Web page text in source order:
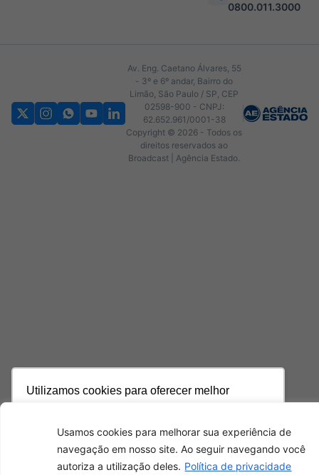
Utilizamos cookies para oferecer melhor
personalizar conteúdo. Ao utilizar este site, você
concorda com o uso de cookies.
Saiba mais
Usamos cookies para melhorar sua experiência de
navegação em nosso site. Ao seguir navegando você
autoriza a utilização deles. Política de privacidade
0800.011.3000
Av. Eng. Caetano Álvares, 55
- 3º e 6º andar, Bairro do
Limão, São Paulo / SP, CEP
02598-900 - CNPJ:
62.652.961/0001-38
Copyright © 2026 - Todos os
direitos reservados ao
Broadcast | Agência Estado.